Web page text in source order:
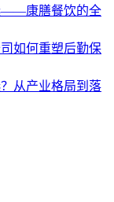
——康膳餐饮的全
如何重塑后勤保
从产业格局到落